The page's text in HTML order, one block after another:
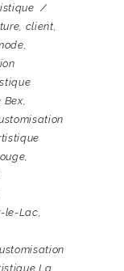
client
Bex,
le-Lac
La